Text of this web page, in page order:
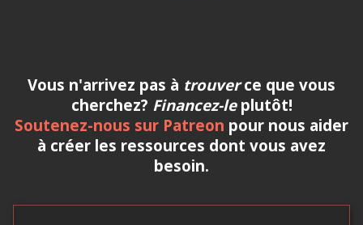
Vous n'arrivez pas à trouverce que vous
cherchez? Financez-leplutôt!
Soutenez-nous sur Patreon pour nous aider
à créer les ressources dont vous avez
besoin.